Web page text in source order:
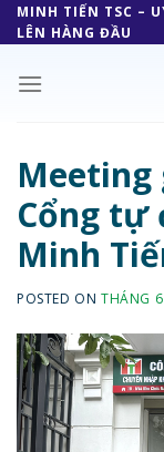
Skip
to
MINH TIẾN TSC –
LÊN HÀNG ĐẦU
Meeting
Cổng tự
Minh
POSTED ON THÁNG